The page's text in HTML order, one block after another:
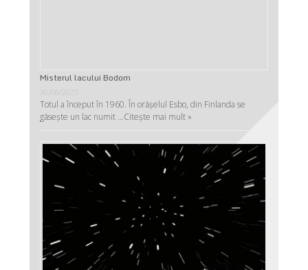
Misterul lacului Bodom
Totul a început în 1960. În orășelul Esbo, din Finlanda se
găsește un lac numit …Citește mai mult »